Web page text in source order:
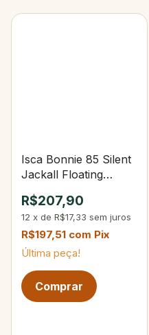
Isca Bonnie 85 Silent
Jackall Floating
R$207,90
12 x de R$17,33 sem juros
R$197,51 com Pix
Última peça!